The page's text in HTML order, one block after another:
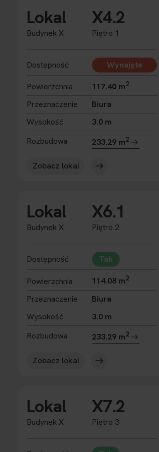
Lokal
Budynek X
X4.2
Piętro 1
Dostępność Wynajęte
Powierzchnia 117.40 m2
Przeznaczenie
Biura
Wysokość
3.0 m
Rozbudowa
233.29 m2
Zobacz lokal
Lokal
Budynek X
X6.1
Piętro 2
Dostępność Tak
Powierzchnia 114.08 m2
Przeznaczenie
Biura
Wysokość
3.0 m
Rozbudowa
233.29 m2
Zobacz lokal
Lokal
Budynek X
X7.2
Piętro 3